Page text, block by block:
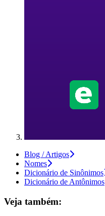
Blog / Artigos
Nomes
Dicionário de Sinônimos
Dicionário de Antônimos
Veja também: